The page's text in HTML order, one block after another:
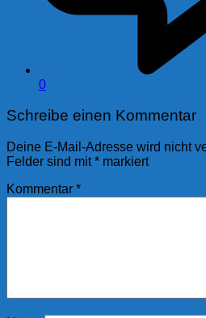
0
Schreibe einen Kommentar
Deine E-Mail-Adresse wird nicht
Felder sind mit* markiert
Kommentar *